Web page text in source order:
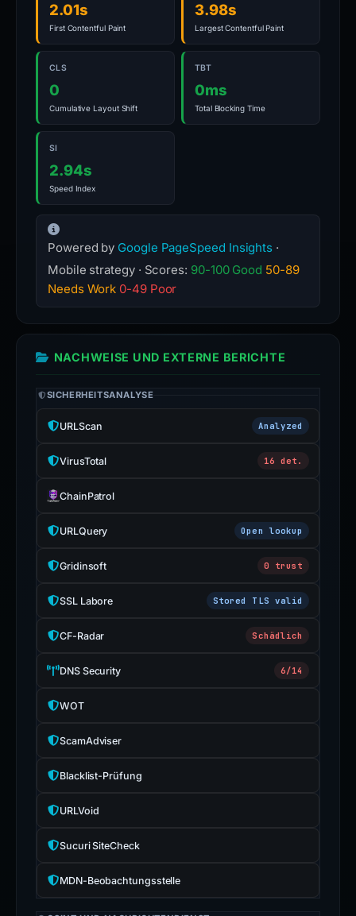
2.01s
First Contentful Paint
3.98s
Largest Contentful Paint
CLS
0
Cumulative Layout Shift
TBT
0ms
Total Blocking Time
SI
2.94s
Speed Index
Powered by Google PageSpeed Insights ·
Mobile strategy · Scores: 90-100 Good 50-89
Needs Work 0-49 Poor
NACHWEISE UND EXTERNE BERICHTE
SICHERHEITSANALYSE
URLScan Analyzed
VirusTotal 16 det.
ChainPatrol
URLQuery Open lookup
Gridinsoft 0 trust
SSL Labore Stored TLS valid
CF-Radar Schädlich
DNS Security 6/14
WOT
ScamAdviser
Blacklist-Prüfung
URLVoid
Sucuri SiteCheck
MDN-Beobachtungsstelle